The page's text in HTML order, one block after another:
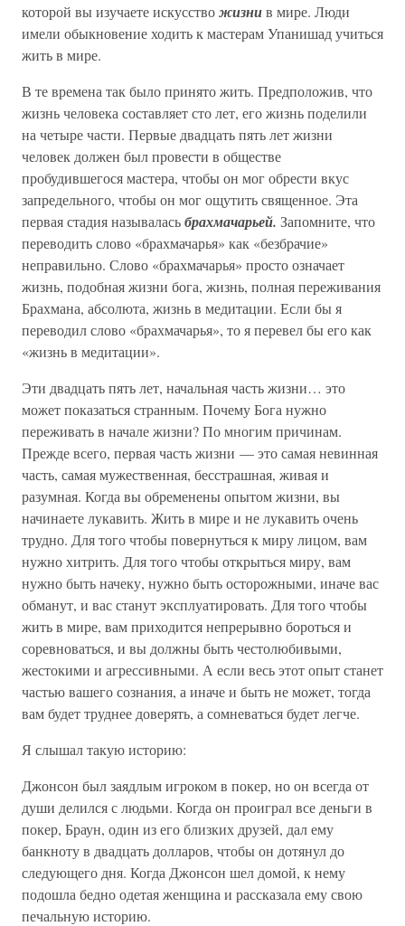
которой вы изучаете искусствожизнив мире. Люди
имели обыкновение ходить к мастерам Упанишад учиться
жить в мире.
В те времена так было принято жить. Предположив, что
жизнь человека составляет сто лет, его жизнь поделили
на четыре части. Первые двадцать пять лет жизни
человек должен был провести в обществе
пробудившегося мастера, чтобы он мог обрести вкус
запредельного, чтобы он мог ощутить священное. Эта
первая стадия называласьбрахмачарьей. Запомните, что
переводить слово «брахмачарья» как «безбрачие»
неправильно. Слово «брахмачарья» просто означает
жизнь, подобная жизни бога, жизнь, полная переживания
Брахмана, абсолюта, жизнь в медитации. Если бы я
переводил слово «брахмачарья», то я перевел бы его как
«жизнь в медитации».
Эти двадцать пять лет, начальная часть жизни… это
может показаться странным. Почему Бога нужно
переживать в начале жизни? По многим причинам.
Прежде всего, первая часть жизни — это самая невинная
часть, самая мужественная, бесстрашная, живая и
разумная. Когда вы обременены опытом жизни, вы
начинаете лукавить. Жить в мире и не лукавить очень
трудно. Для того чтобы повернуться к миру лицом, вам
нужно хитрить. Для того чтобы открыться миру, вам
нужно быть начеку, нужно быть осторожными, иначе вас
обманут, и вас станут эксплуатировать. Для того чтобы
жить в мире, вам приходится непрерывно бороться и
соревноваться, и вы должны быть честолюбивыми,
жестокими и агрессивными. А если весь этот опыт станет
частью вашего сознания, а иначе и быть не может, тогда
вам будет труднее доверять, а сомневаться будет легче.
Я слышал такую историю:
Джонсон был заядлым игроком в покер, но он всегда от
души делился с людьми. Когда он проиграл все деньги в
покер, Браун, один из его близких друзей, дал ему
банкноту в двадцать долларов, чтобы он дотянул до
следующего дня. Когда Джонсон шел домой, к нему
подошла бедно одетая женщина и рассказала ему свою
печальную историю.